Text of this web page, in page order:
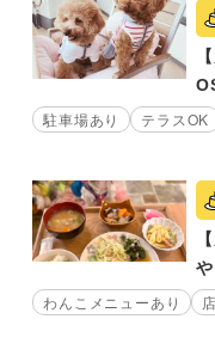
駐車場あり テラスOK
や
わんこメニューあり